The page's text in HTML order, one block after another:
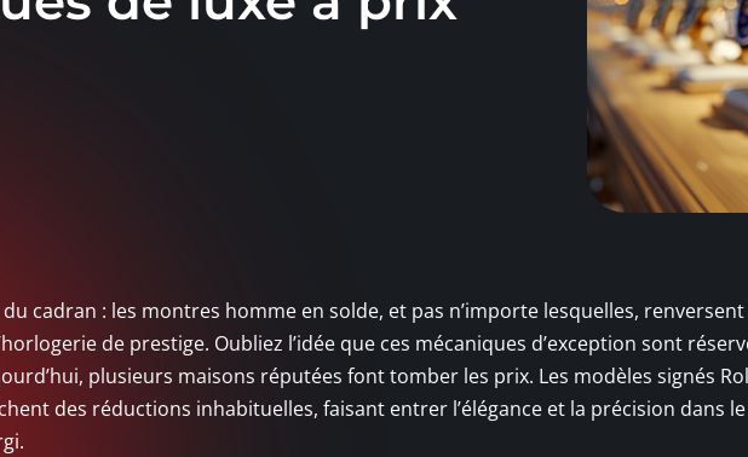
cadran : les montres homme en solde, et pas n’importe lesquelles, renversent
de prestige. Oubliez l’idée que ces mécaniques d’exception sont
plusieurs maisons réputées font tomber les prix. Les modèles signés
des réductions inhabituelles, faisant entrer l’élégance et la précision dans le